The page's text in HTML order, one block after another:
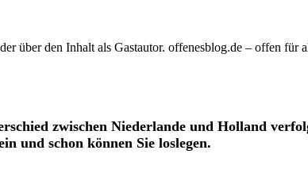
über den Inhalt als Gastautor. offenesblog.de – offen für
zwischen Niederlande und Holland
und schon können Sie loslegen.